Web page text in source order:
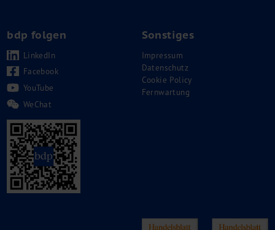
bdp folgen
LinkedIn
Facebook
YouTube
WeChat
Sonstiges
Impressum
Datenschutz
Cookie Policy
Fernwartung